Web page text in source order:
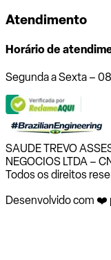
Atendimento
Horário de
Segunda a Sexta –
SAUDE TREVO
NEGOCIOS LTDA –
Todos os direitos
Desenvolvido com ❤️